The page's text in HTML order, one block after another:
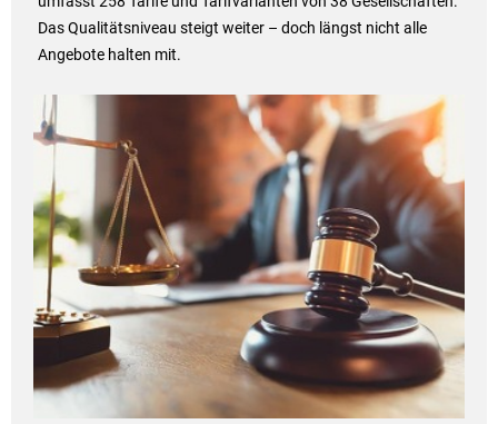
Das Qualitätsniveau steigt weiter – doch längst nicht alle
Angebote halten mit.